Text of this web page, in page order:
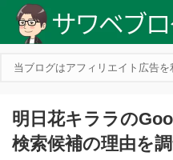
当ブログはアフィリエイト広告を
明日花キララの
検索候補の理由を調